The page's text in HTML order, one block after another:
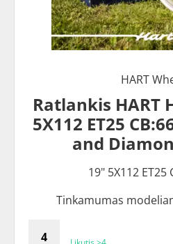
HART
Ratlankis HART
5X112 ET25
and
19" 5X112 ET25
Tinkamumas